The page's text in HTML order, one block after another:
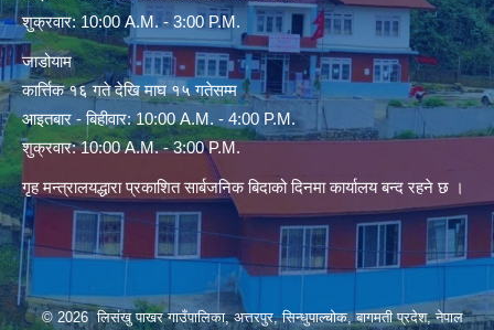
शुक्रवार: 10:00 A.M. - 3:00 P.M.
जाडोयाम
कार्त्तिक १६ गते देखि माघ १५ गतेसम्म
आइतबार - बिहीवार: 10:00 A.M. - 4:00 P.M.
शुक्रवार: 10:00 A.M. - 3:00 P.M.
गृह मन्त्रालयद्धारा प्रकाशित सार्बजनिक बिदाको दिनमा कार्यालय बन्द रहने छ ।
© 2026 लिसंखु पाखर गाउँपालिका, अत्तरपुर, सिन्धुपाल्चोक, बागमती प्रदेश, नेपाल